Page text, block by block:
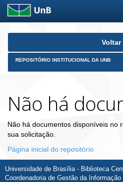
Skip
Voltar
REPOSITÓRIO INSTITUCIONAL DA UNB
Não há
Não há documentos disponíveis no
sua solicitação.
Página inicial do repositório
Universidade de Brasília - Biblioteca
Coordenadoria de Gestão da